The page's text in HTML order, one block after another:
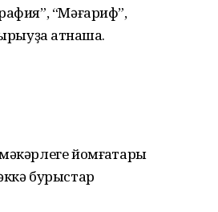
“Мәғариф”,
ҡатнаша.
йомғаҡтары
бурыстар